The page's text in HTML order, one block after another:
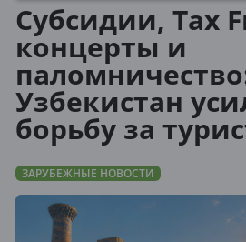
Субсидии, Tax
концерты и
Узбекистан
борьбу за
ЗАРУБЕЖНЫЕ НОВОСТИ